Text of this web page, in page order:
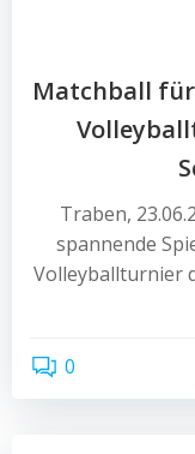
Matchball für
Traben,
spannende
Volleyballturnier
0